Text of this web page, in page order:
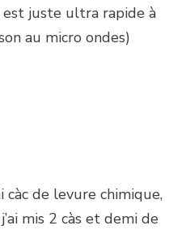
est juste ultra rapide à
au micro ondes)
càc de levure chimique,
mis 2 càs et demi de